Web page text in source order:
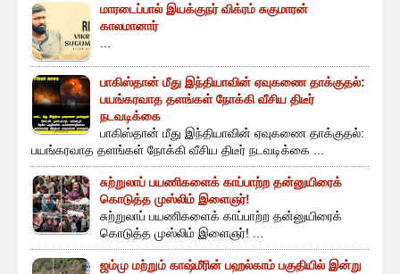
மாரடைப்பால் இயக்குநர் விக்ரம் சுகுமாரன்
காலமானார்
...
பாகிஸ்தான் மீது இந்தியாவின் ஏவுகணை தாக்குதல்:
பயங்கரவாத தளங்கள் நோக்கி வீசிய திடீர்
நடவடிக்கை
பாகிஸ்தான் மீது இந்தியாவின் ஏவுகணை தாக்குதல்:
பயங்கரவாத தளங்கள் நோக்கி வீசிய திடீர் நடவடிக்கை ...
சுற்றுலாப் பயணிகளைக் காப்பாற்ற தன்னுயிரைக்
கொடுத்த முஸ்லிம் இளைஞர்!
சுற்றுலாப் பயணிகளைக் காப்பாற்ற தன்னுயிரைக்
கொடுத்த முஸ்லிம் இளைஞர்! ...
ஜம்மு மற்றும் காஷ்மீரின் பஹல்காம் பகுதியில் இன்று